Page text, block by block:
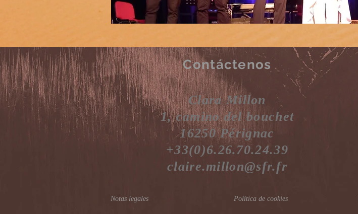
Contáctenos
Clara Millon
1, camino del bouchet
16250 Pérignac
+33(0)6.26.70.24.39
claire.millon@sfr.fr
Notas legales Política de cookies